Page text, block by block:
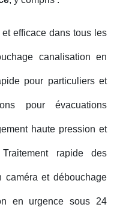
efficace dans tous les
canalisation en
pour particuliers et
pour évacuations
haute pression et
rapide des
et débouchage
en urgence sous 24